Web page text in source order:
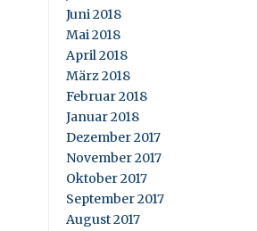
Juni 2018
Mai 2018
April 2018
März 2018
Februar 2018
Januar 2018
Dezember 2017
November 2017
Oktober 2017
September 2017
August 2017